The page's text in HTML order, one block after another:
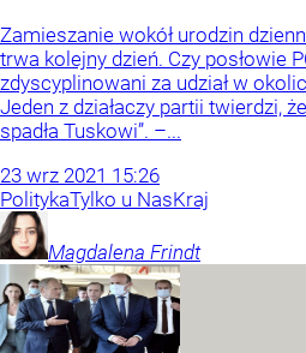
Zamieszanie wokół urodzin
trwa kolejny dzień. Czy posłowie
zdyscyplinowani za udział w
Jeden z działaczy partii twierdzi,
spadła Tuskowi”. –...
23 wrz 2021 15:26
PolitykaTylko u NasKraj
Magdalena Frindt